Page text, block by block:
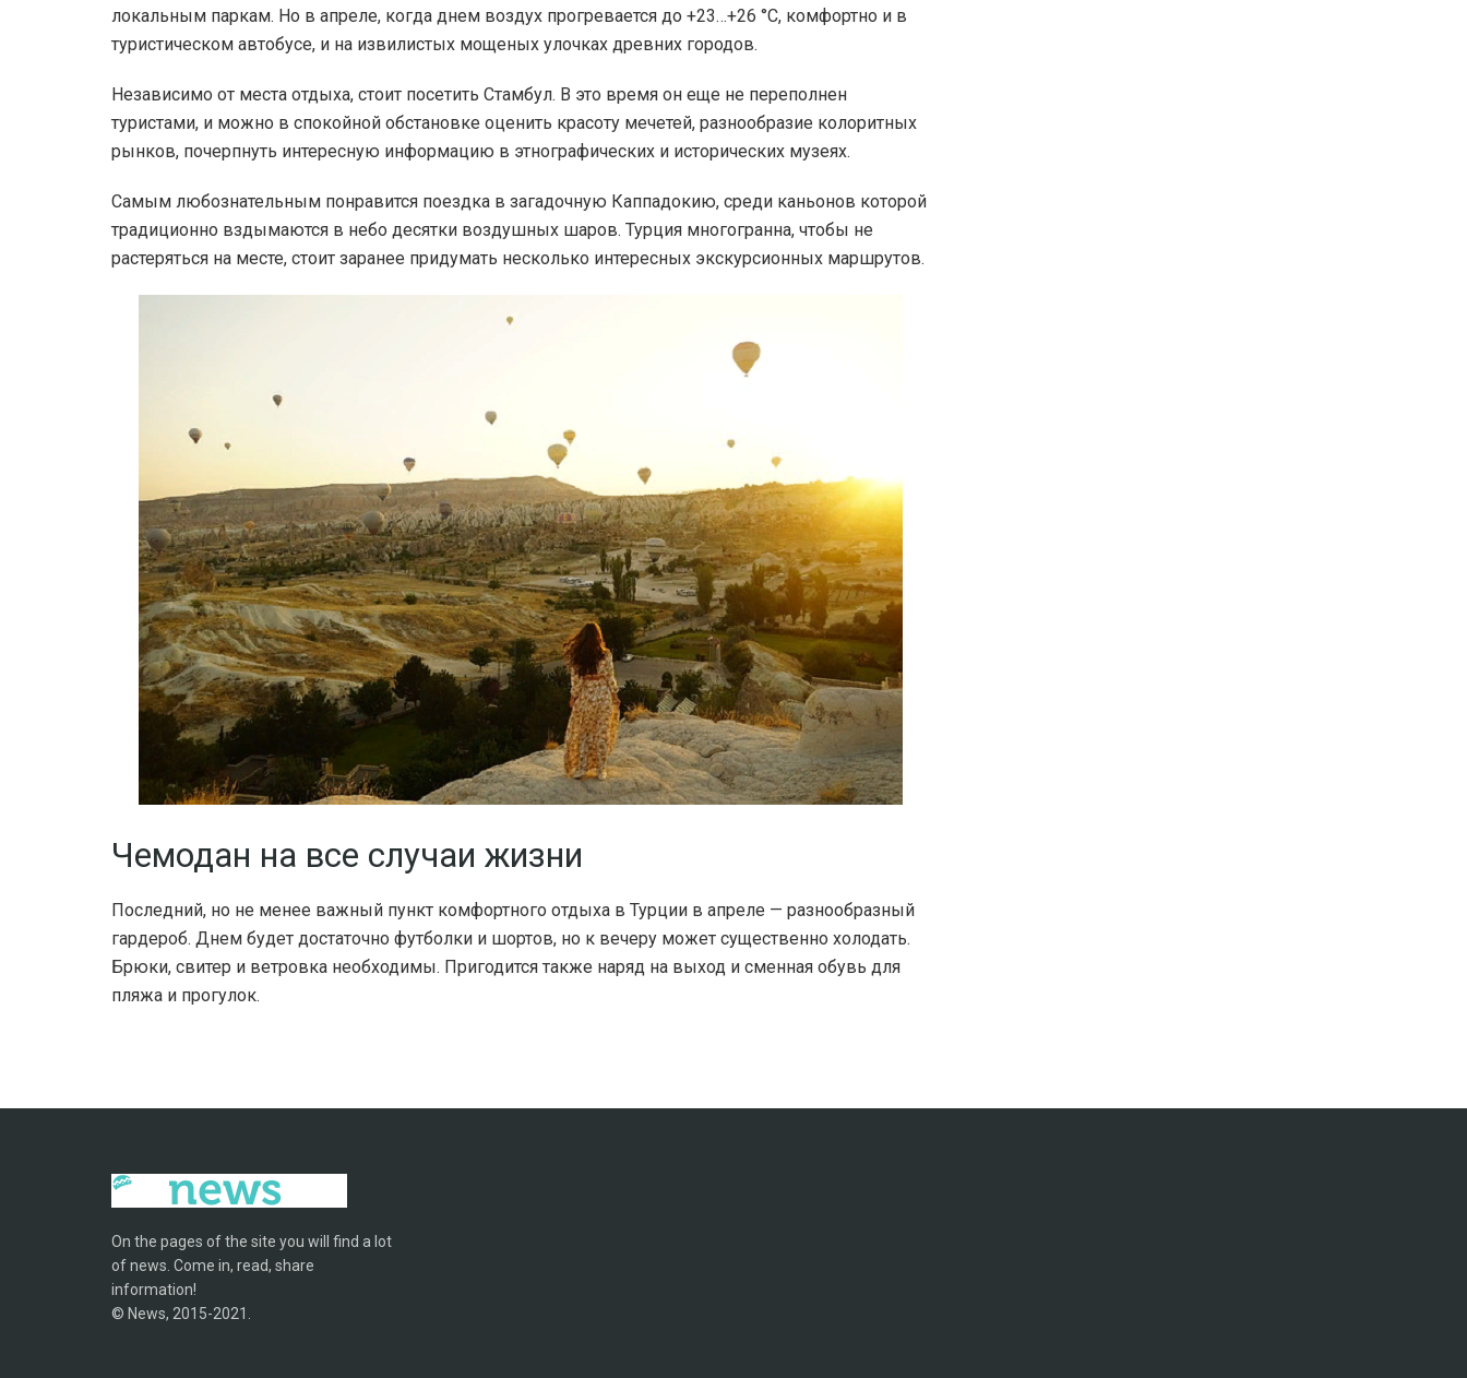
локальным паркам. Но в апреле, когда днем воздух прогревается до +23…+26 °C, комфортно и в
туристическом автобусе, и на извилистых мощеных улочках древних городов.
Независимо от места отдыха, стоит посетить Стамбул. В это время он еще не переполнен
туристами, и можно в спокойной обстановке оценить красоту мечетей, разнообразие колоритных
рынков, почерпнуть интересную информацию в этнографических и исторических музеях.
Самым любознательным понравится поездка в загадочную Каппадокию, среди каньонов которой
традиционно вздымаются в небо десятки воздушных шаров. Турция многогранна, чтобы не
растеряться на месте, стоит заранее придумать несколько интересных экскурсионных маршрутов.
Чемодан на все случаи жизни
Последний, но не менее важный пункт комфортного отдыха в Турции в апреле — разнообразный
гардероб. Днем будет достаточно футболки и шортов, но к вечеру может существенно холодать.
Брюки, свитер и ветровка необходимы. Пригодится также наряд на выход и сменная обувь для
пляжа и прогулок.
On the pages of the site you will find a lot
of news. Come in, read, share
information!
© News, 2015-2021.